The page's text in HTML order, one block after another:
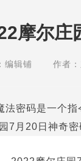
摩尔庄
编辑铺 作者
法密码是一个
7月20日神奇